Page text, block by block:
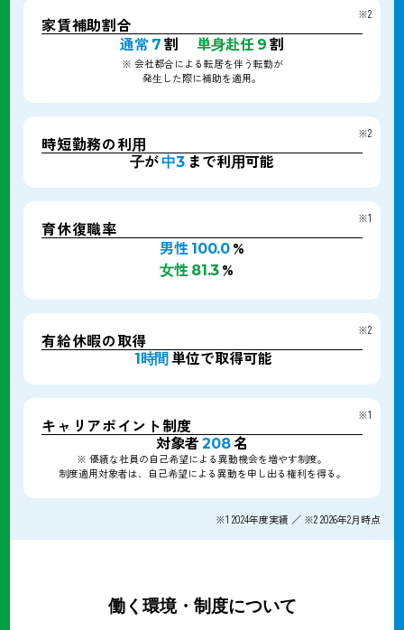
家賃補助割合 ※2
通常 7 割 単⾝赴任 9 割
※ 会社都合による転居を伴う転勤が
発⽣した際に補助を適用。
時短勤務の利⽤ ※2
⼦が中3まで利⽤可能
育休復職率 ※1
男性 100.0 %
⼥性 81.3 %
有給休暇の取得 ※2
1時間 単位で取得可能
キャリアポイント制度 ※1
対象者208名
※ 優績な社員の自己希望による異動機会を増やす制度。
制度適用対象者は、自己希望による異動を申し出る権利を得る。
※1 2024年度実績 ／ ※2 2026年2⽉時点
働く環境・制度について